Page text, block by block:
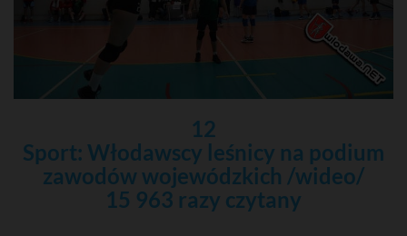
12
Sport: Włodawscy leśnicy na podium
zawodów wojewódzkich /wideo/
15 963 razy czytany